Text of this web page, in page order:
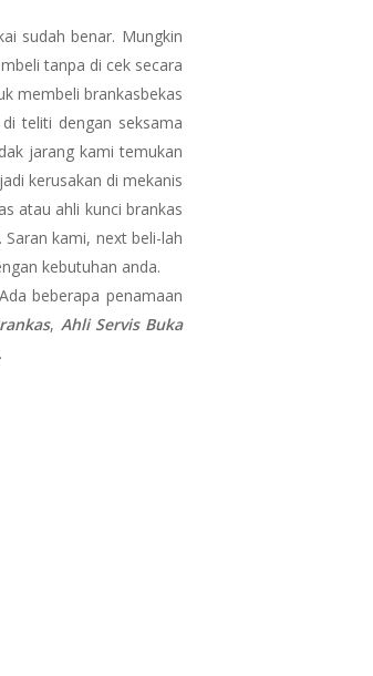
sudah benar. Mungkin
tanpa di cek secara
membeli brankasbekas
teliti dengan seksama
jarang kami temukan
kerusakan di mekanis
atau ahli kunci brankas
kami, next beli-lah
kebutuhan anda.
beberapa penamaan
, Ahli Servis Buka